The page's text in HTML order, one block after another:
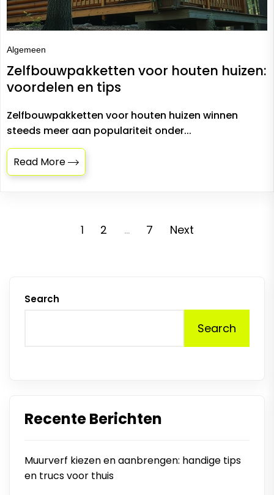
Algemeen
Zelfbouwpakketten voor houten huizen:
voordelen en tips
Zelfbouwpakketten voor houten huizen winnen
steeds meer aan populariteit onder...
Read More
1 2 … 7 Next
Search
Search
Recente Berichten
Muurverf kiezen en aanbrengen: handige tips
en trucs voor thuis